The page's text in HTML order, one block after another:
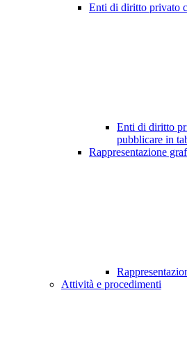
Enti di diritto privato
Enti di diritto
pubblicare in
Rappresentazione
Attività e procedimenti